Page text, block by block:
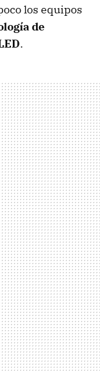
los equipos
de
.